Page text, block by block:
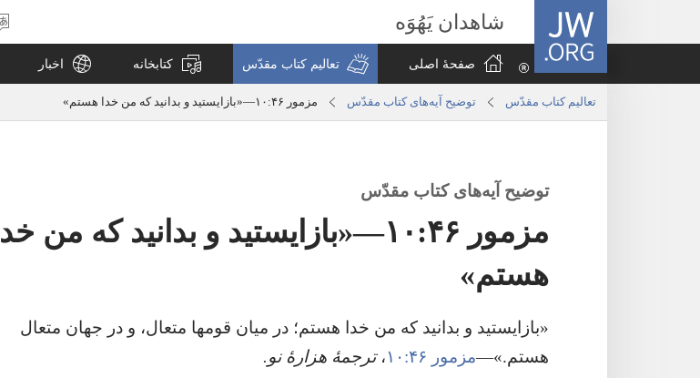
JW.ORG شاهدان یَهُوَه
صفحهٔ اصلی تعالیم کتاب مقدّس کتابخانه اخبار
تعالیم کتاب مقدّس توضیح آیه‌های کتاب مقدّس مزمور ۴۶:‏۱۰—‏«بازایستید و بدانید که من خدا هستم»‏
توضیح آیه‌های کتاب مقدّس
مزمور ۴۶:‏۱۰—‏«بازایستید و بدانید که من خدا
هستم»‏
‏«بازایستید و بدانید که من خدا هستم؛‏ در میان قومها متعال،‏ و در جهان متعال
هستم.‏»—‏مزمور ۴۶:‏۱۰ ‏،‏ترجمهٔ هزارهٔ نو.‏